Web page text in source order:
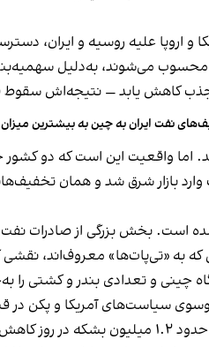
اروپا علیه روسیه و ایران،
می‌شوند، به‌دلیل
کاهش یابد — نتیجه‌اش سقوط
نفت ایران به چین به بیشترین
اما واقعیت این است که دو
بازار شرق شد و همان
است. بخش بزرگی از صادرات
به «تی‌پات‌ها» معروف‌اند،
چینی و تعدادی بندر و کشتی
سیاست‌های آمریکا و پکن در